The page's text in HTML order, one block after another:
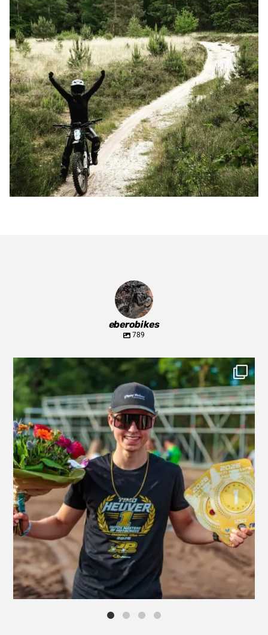
eberobikes
789